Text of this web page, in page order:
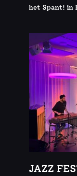
het Spant! in
JAZZ